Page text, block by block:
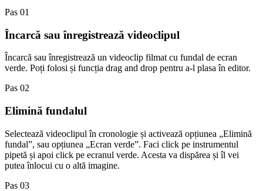
Pas 01
Încarcă sau înregistrează videoclipul
Încarcă sau înregistrează un videoclip filmat cu fundal de ecran
verde. Poți folosi și funcția drag and drop pentru a-l plasa în editor.
Pas 02
Elimină fundalul
Selectează videoclipul în cronologie și activează opțiunea „Elimină
fundal”, sau opțiunea „Ecran verde”. Faci click pe instrumentul
pipetă și apoi click pe ecranul verde. Acesta va dispărea și îl vei
putea înlocui cu o altă imagine.
Pas 03